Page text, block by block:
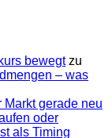
bewegtzu
– was
Markt gerade neu
oder
als Timing